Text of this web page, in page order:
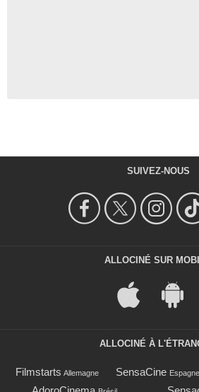
SUIVEZ-NOUS
ALLOCINÉ SUR
ALLOCINÉ À
Filmstarts Allemagne SensaCine Espagne